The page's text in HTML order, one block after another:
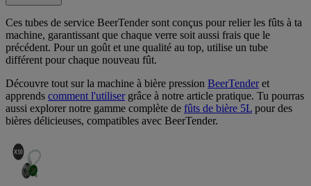
Ces tubes de service BeerTender sont conçus pour relier les fûts à ta
machine, garantissant que chaque verre soit aussi frais que le
précédent. Pour un goût et une qualité au top, utilise un tube
différent pour chaque nouveau fût.
Découvre tout sur la machine à bière pression BeerTenderet
apprends comment l'utilisergrâce à notre article pratique. Tu pourras
aussi explorer notre gamme complète de fûts de bière 5L pour des
bières délicieuses, compatibles avec BeerTender.